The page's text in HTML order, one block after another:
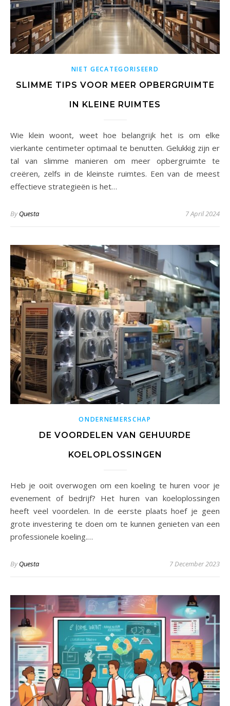
NIET GECATEGORISEERD
SLIMME TIPS VOOR MEER OPBERGRUIMTE
IN KLEINE RUIMTES
Wie klein woont, weet hoe belangrijk het is om elke
vierkante centimeter optimaal te benutten. Gelukkig zijn er
tal van slimme manieren om meer opbergruimte te
creëren, zelfs in de kleinste ruimtes. Een van de meest
effectieve strategieën is het…
ByQuesta 7 April 2024
ONDERNEMERSCHAP
DE VOORDELEN VAN GEHUURDE
KOELOPLOSSINGEN
Heb je ooit overwogen om een koeling te huren voor je
evenement of bedrijf? Het huren van koeloplossingen
heeft veel voordelen. In de eerste plaats hoef je geen
grote investering te doen om te kunnen genieten van een
professionele koeling.…
ByQuesta 7 December 2023